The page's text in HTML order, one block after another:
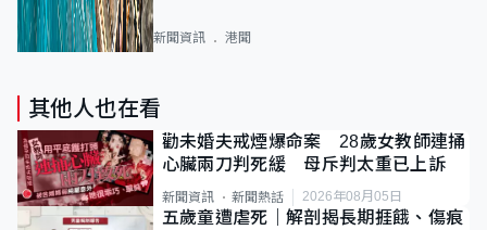
新聞資訊 港聞
其他人也在看
勸未婚夫戒煙爆命案 28歲女教師連捅
心臟兩刀判死緩 母斥判太重已上訴
新聞資訊 新聞熱話 2026年08月05日
五歲童遭虐死｜解剖揭長期捱餓、傷痕